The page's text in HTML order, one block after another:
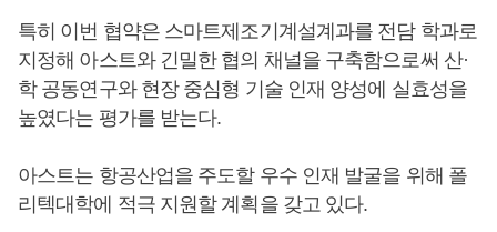
특히 이번 협약은 스마트제조기계설계과를 전담 학과로
지정해 아스트와 긴밀한 협의 채널을 구축함으로써 산·
학 공동연구와 현장 중심형 기술 인재 양성에 실효성을
높였다는 평가를 받는다.
아스트는 항공산업을 주도할 우수 인재 발굴을 위해 폴
리텍대학에 적극 지원할 계획을 갖고 있다.